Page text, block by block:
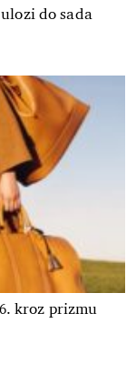
do sada
kroz prizmu